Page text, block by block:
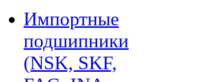
Импортные
подшипники
(NSK, SKF,